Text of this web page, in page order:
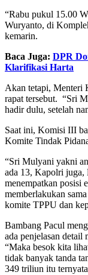
“Rabu pukul 15.00
Wuryanto, di
kemarin.
Baca Juga: DPR
Klarifikasi Harta
Akan tetapi, Menteri
rapat tersebut. “Sri
hadir dulu, setelah
Saat ini, Komisi III
Komite Tindak
“Sri Mulyani yakni
ada 13, Kapolri
menempatkan posisi
memberlakukan
komite TPPU dan
Bambang Pacul
ada penjelasan detail
“Maka besok kita
tidak banyak tanda
349 triliun itu